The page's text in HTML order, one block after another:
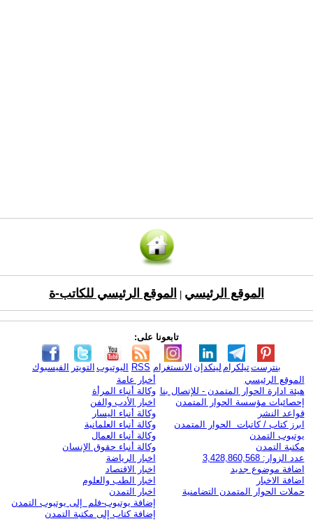
الموقع الرئيسي الموقع الرئيسي للكاتب-ة
تابعونا على:
الفيسبوك التويتر اليوتيوب RSS الانستغرام لينكدإن تيلكرامبنترست
الموقع الرئيسي
هيئة ادارة الحوار المتمدن - للإتصال بنا
إحصائيات مؤسسة الحوار المتمدن
قواعد النشر
ابرز كتاب / كاتبات الحوار المتمدن
يوتيوب التمدن
مكتبة التمدن
عدد الزوار: 3,428,860,568
اضافة موضوع جديد
اضافة الاخبار
حملات الحوار المتمدن التضامنية
أخبار عامة
وكالة أنباء المرأة
اخبار الأدب والفن
وكالة أنباء اليسار
وكالة أنباء العلمانية
وكالة أنباء العمال
وكالة أنباء حقوق الإنسان
اخبار الرياضة
اخبار الاقتصاد
اخبار الطب والعلوم
اخبار التمدن
إضافة يوتيوب-فلم إلى يوتيوب التمدن
إضافة كتاب إلى مكتبة التمدن